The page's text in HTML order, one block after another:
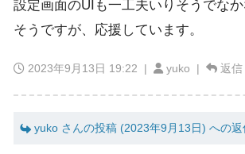
設定画面のUIも一工夫いりそうでな
そうですが、応援しています。
2023年9月13日 19:22 | yuko | 返信
yuko さんの投稿 (2023年9月13日) への返